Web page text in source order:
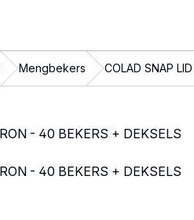
Mengbekers COLAD SNAP